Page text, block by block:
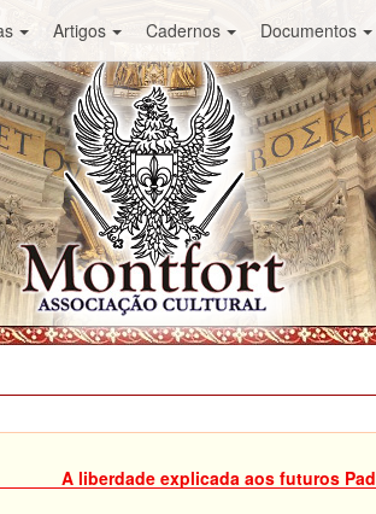
Artigos Cadernos Documentos
A liberdade explicada aos futuros